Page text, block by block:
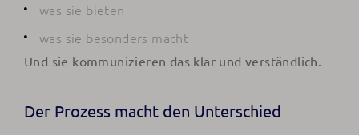
was sie bieten
was sie besonders macht
Und sie kommunizieren das klar und verständlich.
Der Prozess macht den Unterschied